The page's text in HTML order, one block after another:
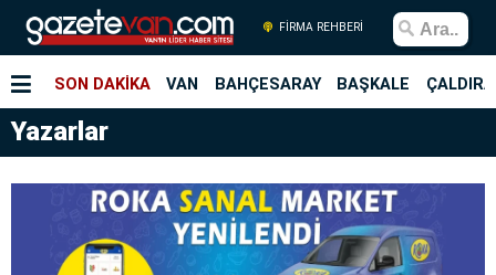
FİRMA REHBERİ
SON DAKİKA VAN BAHÇESARAY BAŞKALE
Yazarlar